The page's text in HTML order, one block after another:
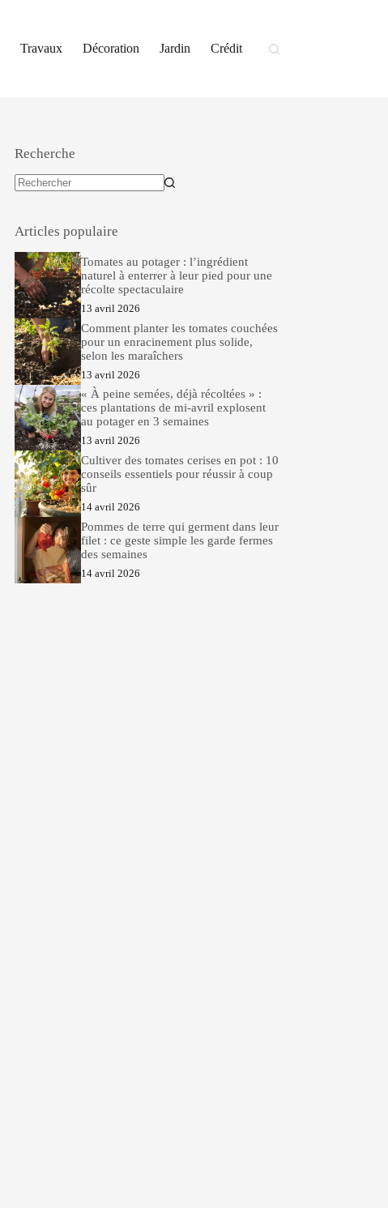
Travaux Décoration Jardin Crédit
Recherche
Articles populaire
Tomates au potager : l’ingrédient
naturel à enterrer à leur pied pour une
récolte spectaculaire
13 avril 2026
Comment planter les tomates couchées
pour un enracinement plus solide,
selon les maraîchers
13 avril 2026
« À peine semées, déjà récoltées » :
ces plantations de mi-avril explosent
au potager en 3 semaines
13 avril 2026
Cultiver des tomates cerises en pot : 10
conseils essentiels pour réussir à coup
sûr
14 avril 2026
Pommes de terre qui germent dans leur
filet : ce geste simple les garde fermes
des semaines
14 avril 2026